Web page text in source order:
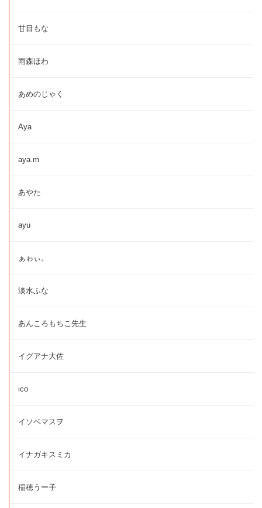
甘目もな
雨森ほわ
あめのじゃく
Aya
aya.m
あやた
ayu
ぁゎぃ。
淡水ふな
あんころもちこ先生
イグアナ大佐
ico
イソベマスヲ
イナガキスミカ
稲穂うー子